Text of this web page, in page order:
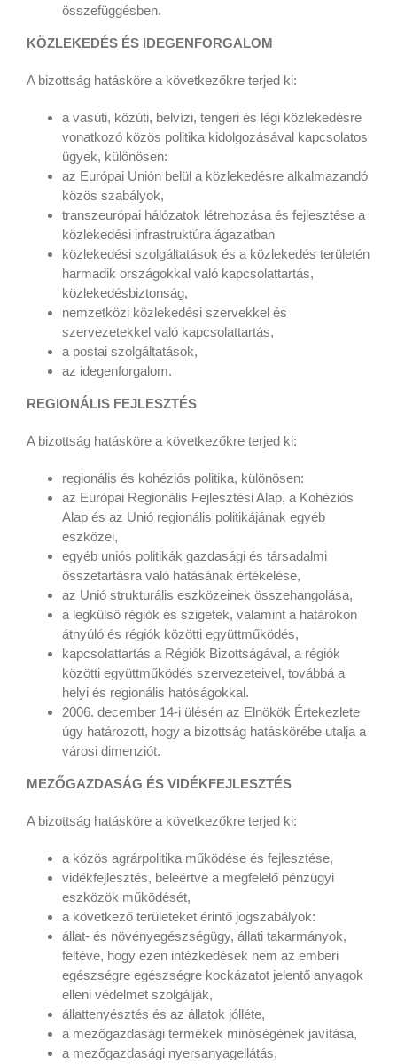
összefüggésben.
KÖZLEKEDÉS ÉS IDEGENFORGALOM
A bizottság hatásköre a következőkre terjed ki:
a vasúti, közúti, belvízi, tengeri és légi közlekedésre
vonatkozó közös politika kidolgozásával kapcsolatos
ügyek, különösen:
az Európai Unión belül a közlekedésre alkalmazandó
közös szabályok,
transzeurópai hálózatok létrehozása és fejlesztése a
közlekedési infrastruktúra ágazatban
közlekedési szolgáltatások és a közlekedés területén
harmadik országokkal való kapcsolattartás,
közlekedésbiztonság,
nemzetközi közlekedési szervekkel és
szervezetekkel való kapcsolattartás,
a postai szolgáltatások,
az idegenforgalom.
REGIONÁLIS FEJLESZTÉS
A bizottság hatásköre a következőkre terjed ki:
regionális és kohéziós politika, különösen:
az Európai Regionális Fejlesztési Alap, a Kohéziós
Alap és az Unió regionális politikájának egyéb
eszközei,
egyéb uniós politikák gazdasági és társadalmi
összetartásra való hatásának értékelése,
az Unió strukturális eszközeinek összehangolása,
a legkülső régiók és szigetek, valamint a határokon
átnyúló és régiók közötti együttműködés,
kapcsolattartás a Régiók Bizottságával, a régiók
közötti együttműködés szervezeteivel, továbbá a
helyi és regionális hatóságokkal.
2006. december 14-i ülésén az Elnökök Értekezlete
úgy határozott, hogy a bizottság hatáskörébe utalja a
városi dimenziót.
MEZŐGAZDASÁG ÉS VIDÉKFEJLESZTÉS
A bizottság hatásköre a következőkre terjed ki:
a közös agrárpolitika működése és fejlesztése,
vidékfejlesztés, beleértve a megfelelő pénzügyi
eszközök működését,
a következő területeket érintő jogszabályok:
állat- és növényegészségügy, állati takarmányok,
feltéve, hogy ezen intézkedések nem az emberi
egészségre egészségre kockázatot jelentő anyagok
elleni védelmet szolgálják,
állattenyésztés és az állatok jólléte,
a mezőgazdasági termékek minőségének javítása,
a mezőgazdasági nyersanyagellátás,